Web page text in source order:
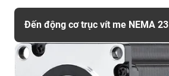
Đến động cơ trục vít me NEMA 23